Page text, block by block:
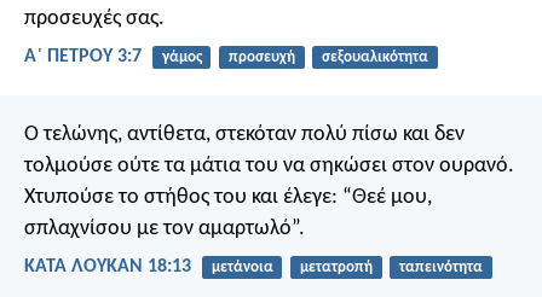
προσευχές σας.
Α΄ ΠΕΤΡΟΥ 3:7 γάμος προσευχή σεξουαλικότητα
Ο τελώνης, αντίθετα, στεκόταν πολύ πίσω και δεν
τολμούσε ούτε τα μάτια του να σηκώσει στον ουρανό.
Χτυπούσε το στήθος του και έλεγε: “Θεέ μου,
σπλαχνίσου με τον αμαρτωλό”.
ΚΑΤΑ ΛΟΥΚΑΝ 18:13 μετάνοια μετατροπή ταπεινότητα